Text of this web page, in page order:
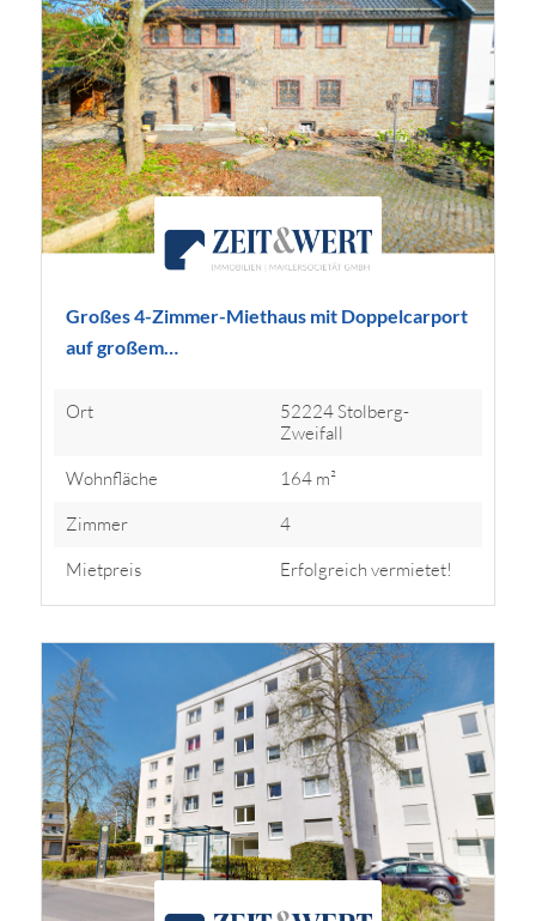
Großes 4-Zimmer-Miethaus mit Doppelcarport
auf großem…
Ort
52224 Stolberg-
Zweifall
Wohnfläche
164 m²
Zimmer
4
Mietpreis
Erfolgreich vermietet!